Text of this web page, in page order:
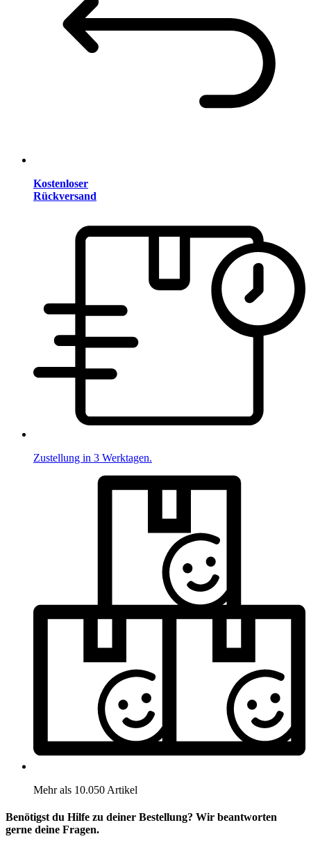
Kostenloser
Rückversand
Zustellung in 3 Werktagen.
Mehr als 10.050 Artikel
Benötigst du Hilfe zu deiner Bestellung? Wir beantworten
gerne deine Fragen.